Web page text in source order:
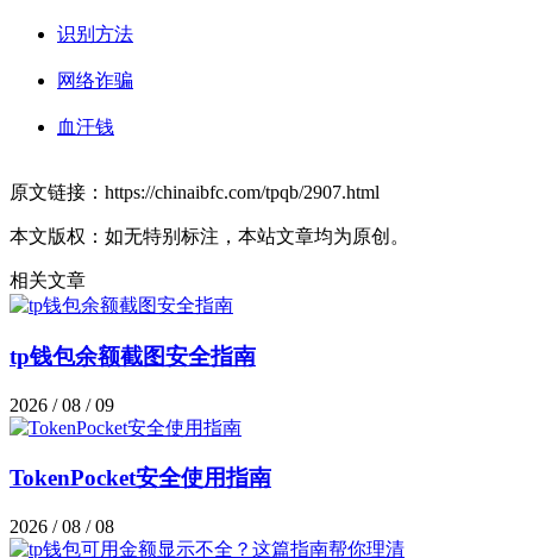
识别方法
网络诈骗
血汗钱
原文链接：https://chinaibfc.com/tpqb/2907.html
本文版权：如无特别标注，本站文章均为原创。
相关文章
tp钱包余额截图安全指南
2026 / 08 / 09
TokenPocket安全使用指南
2026 / 08 / 08